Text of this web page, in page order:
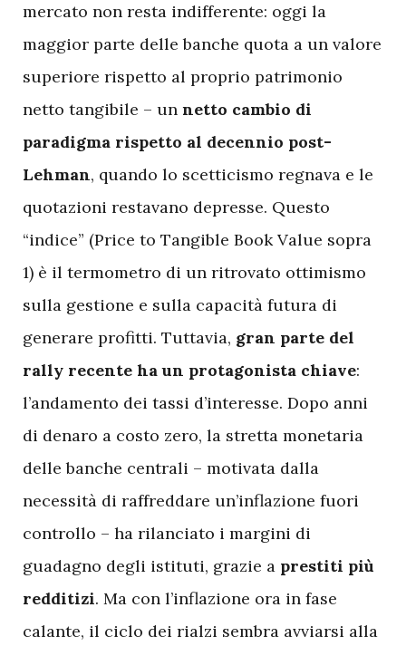
mercato non resta indifferente: oggi la
maggior parte delle banche quota a un valore
superiore rispetto al proprio patrimonio
netto tangibile – un netto cambio di
paradigma rispetto al decennio post-
Lehman, quando lo scetticismo regnava e le
quotazioni restavano depresse. Questo
“indice” (Price to Tangible Book Value sopra
1) è il termometro di un ritrovato ottimismo
sulla gestione e sulla capacità futura di
generare profitti. Tuttavia, gran parte del
rally recente ha un protagonista chiave:
l’andamento dei tassi d’interesse. Dopo anni
di denaro a costo zero, la stretta monetaria
delle banche centrali – motivata dalla
necessità di raffreddare un’inflazione fuori
controllo – ha rilanciato i margini di
guadagno degli istituti, grazie a prestiti più
redditizi. Ma con l’inflazione ora in fase
calante, il ciclo dei rialzi sembra avviarsi alla